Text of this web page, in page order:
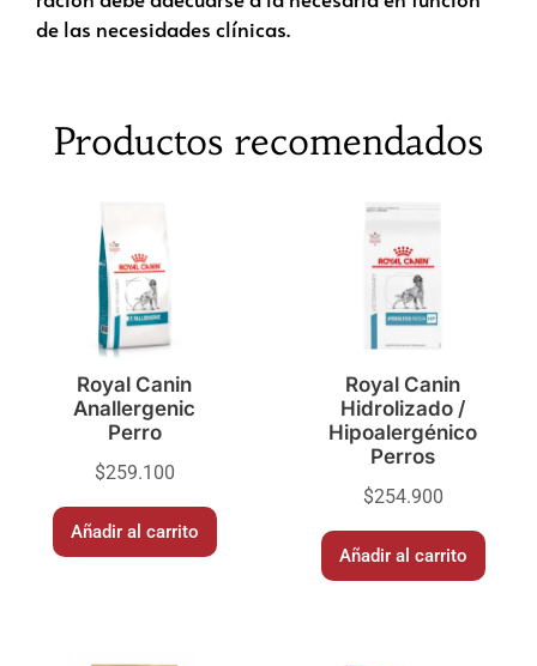
de las necesidades clínicas.
Productos recomendados
Royal Canin
Anallergenic
Perro
$259.100
Añadir al carrito
Royal Canin
Hidrolizado /
Hipoalergénico
Perros
$254.900
Añadir al carrito